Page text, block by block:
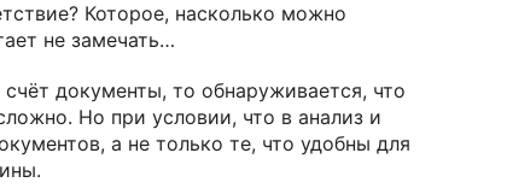
Которое, насколько можно
не замечать…
документы, то обнаруживается, что
Но при условии, что в анализ и
а не только те, что удобны для